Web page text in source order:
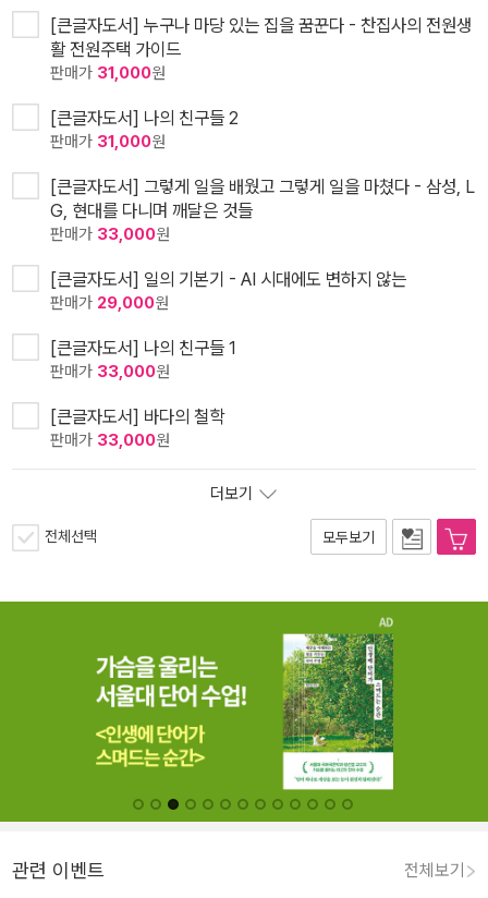
[큰글자도서] 누구나 마당 있는 집을 꿈꾼다 - 찬집사의 전원생
활 전원주택 가이드
판매가 31,000원
[큰글자도서] 나의 친구들 2
판매가 31,000원
[큰글자도서] 그렇게 일을 배웠고 그렇게 일을 마쳤다 - 삼성, L
G, 현대를 다니며 깨달은 것들
판매가 33,000원
[큰글자도서] 일의 기본기 - AI 시대에도 변하지 않는
판매가 29,000원
[큰글자도서] 나의 친구들 1
판매가 33,000원
[큰글자도서] 바다의 철학
판매가 33,000원
더보기
전체선택 모두보기
관련 이벤트 전체보기